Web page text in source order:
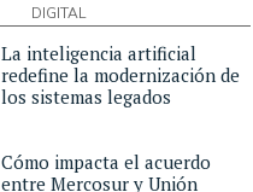
DIGITAL
La inteligencia artificial
redefine la modernización de
los sistemas legados
Cómo impacta el acuerdo
entre Mercosur y Unión